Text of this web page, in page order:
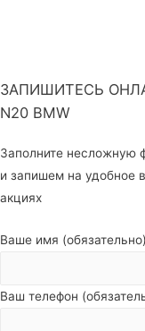
ЗАПИШИТЕСЬ
N20 BMW
Заполните несложную
и запишем на удобное
акциях
Ваше имя (обязательно)
Ваш телефон